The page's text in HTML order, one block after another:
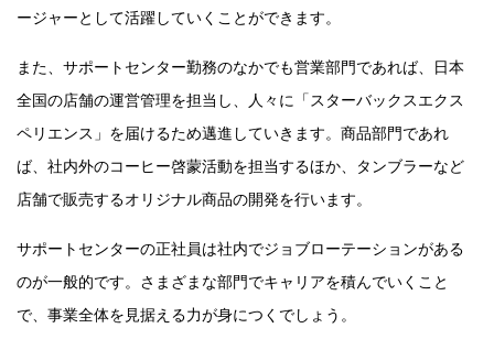
ージャーとして活躍していくことができます。
また、サポートセンター勤務のなかでも営業部門であれば、日本
全国の店舗の運営管理を担当し、人々に「スターバックスエクス
ペリエンス」を届けるため邁進していきます。商品部門であれ
ば、社内外のコーヒー啓蒙活動を担当するほか、タンブラーなど
店舗で販売するオリジナル商品の開発を行います。
サポートセンターの正社員は社内でジョブローテーションがある
のが一般的です。さまざまな部門でキャリアを積んでいくこと
で、事業全体を見据える力が身につくでしょう。